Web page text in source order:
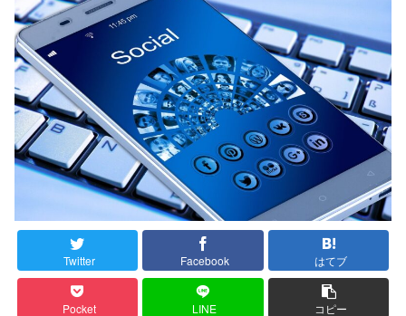
Twitter Facebook はてブ
Pocket LINE コピー